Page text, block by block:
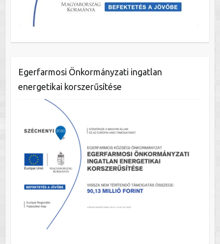
Egerfarmosi Önkormányzati ingatlan
energetikai korszerűsítése